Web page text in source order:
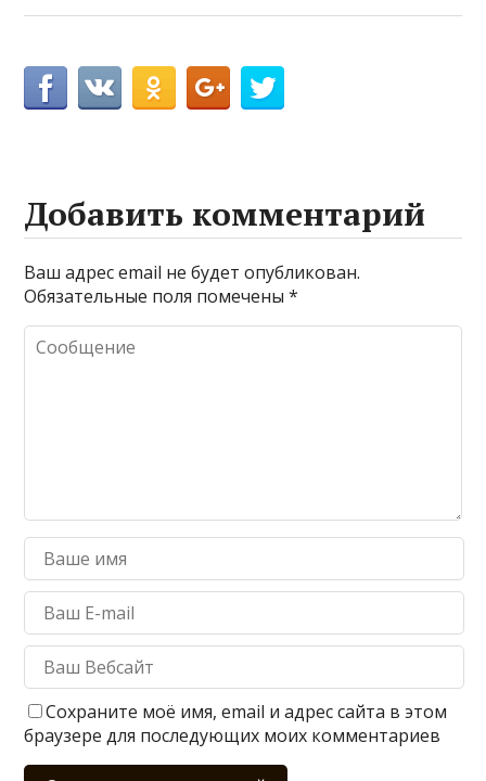
Добавить комментарий
Ваш адрес email не будет опубликован.
Обязательные поля помечены*
Сохраните моё имя, email и адрес сайта в этом
браузере для последующих моих комментариев